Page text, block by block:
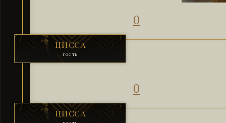
0
ЦИССА
гость
0
ЦИССА